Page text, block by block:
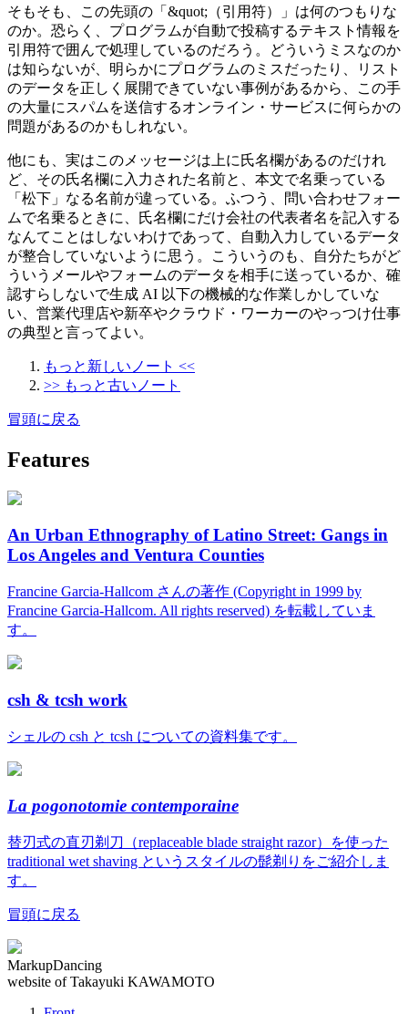
そもそも、この先頭の「&quot;（引用符）」は何のつもりな
のか。恐らく、プログラムが自動で投稿するテキスト情報を
引用符で囲んで処理しているのだろう。どういうミスなのか
は知らないが、明らかにプログラムのミスだったり、リスト
のデータを正しく展開できていない事例があるから、この手
の大量にスパムを送信するオンライン・サービスに何らかの
問題があるのかもしれない。
他にも、実はこのメッセージは上に氏名欄があるのだけれ
ど、その氏名欄に入力された名前と、本文で名乗っている
「松下」なる名前が違っている。ふつう、問い合わせフォー
ムで名乗るときに、氏名欄にだけ会社の代表者名を記入する
なんてことはしないわけであって、自動入力しているデータ
が整合していないように思う。こういうのも、自分たちがど
ういうメールやフォームのデータを相手に送っているか、確
認すらしないで生成 AI 以下の機械的な作業しかしていな
い、営業代理店や新卒やクラウド・ワーカーのやっつけ仕事
の典型と言ってよい。
もっと新しいノート <<
>> もっと古いノート
冒頭に戻る
Features
An Urban Ethnography of Latino Street: Gangs in
Los Angeles and Ventura Counties
Francine Garcia-Hallcom さんの著作 (Copyright in 1999 by
Francine Garcia-Hallcom. All rights reserved) を転載していま
す。
csh & tcsh work
シェルの csh と tcsh についての資料集です。
La pogonotomie contemporaine
替刃式の直刃剃刀（replaceable blade straight razor）を使った
traditional wet shaving というスタイルの髭剃りをご紹介しま
す。
冒頭に戻る
MarkupDancing
website of Takayuki KAWAMOTO